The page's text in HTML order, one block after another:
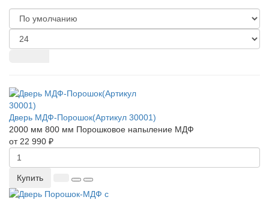
Дверь МДФ-Порошок(Артикул 30001)
2000 мм 800 мм Порошковое напыление МДФ
от 22 990 ₽
Купить